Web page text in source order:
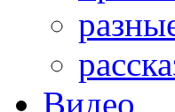
Видео